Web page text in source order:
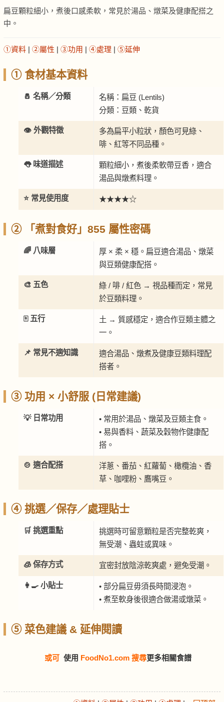
扁豆顆粒細小，煮後口感柔軟，常見於湯品、燉菜及健康配搭之
中。
①資料 | ②屬性 | ③功用 | ④處理 | ⑤延伸
① 食材基本資料
🧂 名稱／分類
名稱：扁豆 (Lentils)
分類：豆類、乾貨
👁️ 外觀特徵
多為扁平小粒狀，顏色可見綠、
啡、紅等不同品種。
👅 味道描述
顆粒細小，煮後柔軟帶豆香，適合
湯品與燉煮料理。
⭐ 常見使用度 ★★★★☆
② 「煮對食好」855 屬性密碼
🌈 八味層
厚 × 柔 × 穩。扁豆適合湯品、燉菜
與豆類健康配搭。
🎨 五色
綠 / 啡 / 紅色 → 視品種而定，常見
於豆類料理。
🀄 五行
土 → 質感穩定，適合作豆類主體之
一。
📌 常見不適知識
適合湯品、燉煮及健康豆類料理配
搭者。
③ 功用 × 小舒服 (日常建議)
💡 日常功用
• 常用於湯品、燉菜及豆類主食。
• 易與香料、蔬菜及穀物作健康配
搭。
🍲 適合配搭
洋蔥、番茄、紅蘿蔔、橄欖油、香
草、咖哩粉、鷹嘴豆。
④ 挑選／保存／處理貼士
🛒 挑選重點
挑選時可留意顆粒是否完整乾爽，
無受潮、蟲蛀或異味。
🧊 保存方式 宜密封放陰涼乾爽處，避免受潮。
👩‍🍳 小貼士
• 部分扁豆毋須長時間浸泡。
• 煮至軟身後很適合做湯或燉菜。
⑤ 菜色建議 & 延伸閱讀
或可 使用 FoodNo1.com 搜尋更多相關食譜